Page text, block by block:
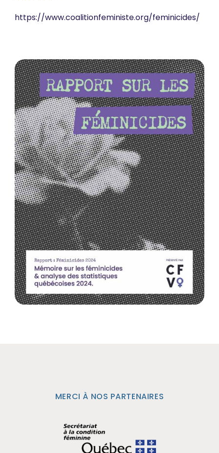
https://www.coalitionfeministe.org/feminicides/
MERCI À NOS PARTENAIRES